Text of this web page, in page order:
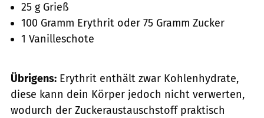
25 g Grieß
100 Gramm Erythrit oder 75 Gramm Zucker
1 Vanilleschote
Übrigens: Erythrit enthält zwar Kohlenhydrate,
diese kann dein Körper jedoch nicht verwerten,
wodurch der Zuckeraustauschstoff praktisch